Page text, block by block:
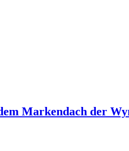
Markendach der